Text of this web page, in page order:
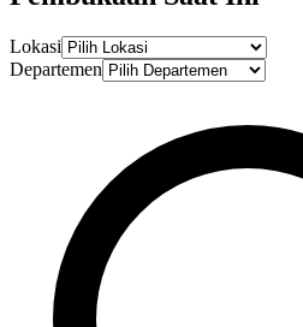
Lokasi
Departemen